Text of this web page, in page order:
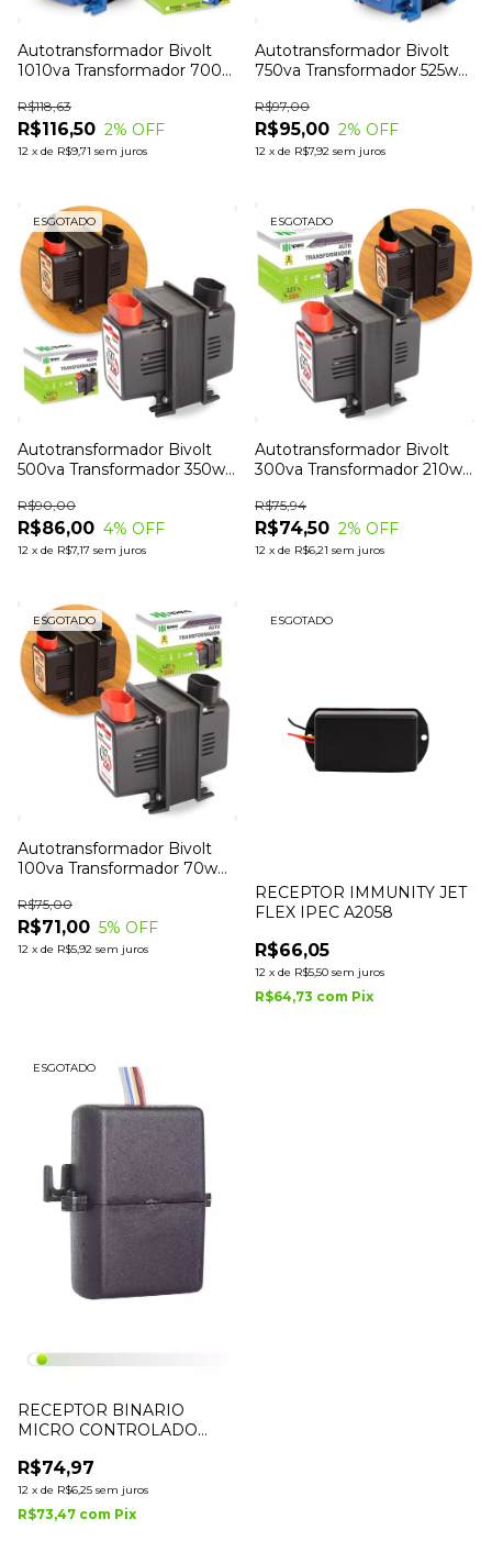
Autotransformador Bivolt
1010va Transformador 700w
R$116,50
R$118,63
2% OFF
12 x de R$9,71 sem juros
Autotransformador Bivolt
750va Transformador 525w
R$95,00
R$97,00
2% OFF
12 x de R$7,92 sem juros
ESGOTADO
Autotransformador Bivolt
500va Transformador 350w
R$86,00
R$90,00
4% OFF
12 x de R$7,17 sem juros
ESGOTADO
Autotransformador Bivolt
300va Transformador 210w
R$74,50
R$75,94
2% OFF
12 x de R$6,21 sem juros
ESGOTADO
Autotransformador Bivolt
100va Transformador 70w
R$71,00
R$75,00
5% OFF
12 x de R$5,92 sem juros
ESGOTADO
RECEPTOR IMMUNITY JET
FLEX IPEC A2058
R$66,05
12 x de R$5,50 sem juros
R$64,73 com Pix
ESGOTADO
RECEPTOR BINARIO
MICRO CONTROLADO
R$74,97
12 x de R$6,25 sem juros
R$73,47 com Pix